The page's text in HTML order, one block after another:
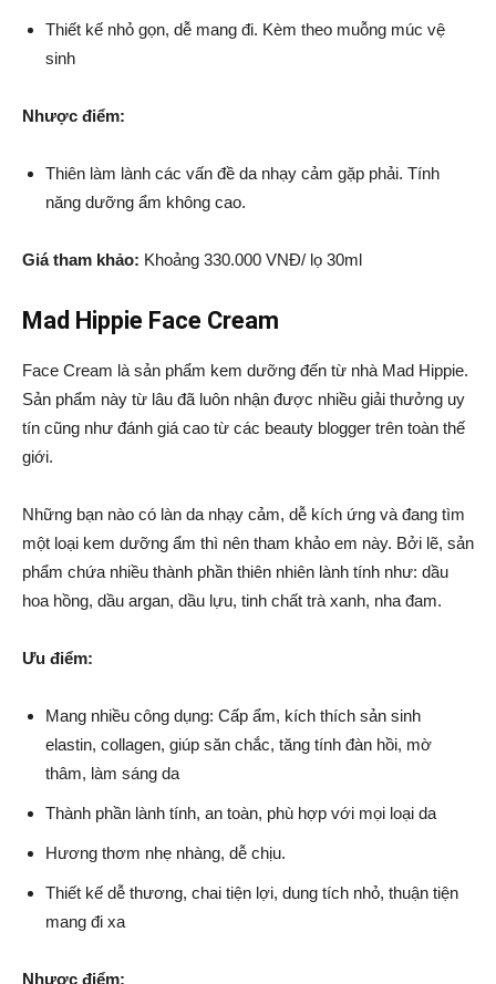
Thiết kế nhỏ gọn, dễ mang đi. Kèm theo muỗng múc vệ
sinh
Nhược điểm:
Thiên làm lành các vấn đề da nhạy cảm gặp phải. Tính
năng dưỡng ẩm không cao.
Giá tham khảo: Khoảng 330.000 VNĐ/ lọ 30ml
Mad Hippie Face Cream
Face Cream là sản phẩm kem dưỡng đến từ nhà Mad Hippie.
Sản phẩm này từ lâu đã luôn nhận được nhiều giải thưởng uy
tín cũng như đánh giá cao từ các beauty blogger trên toàn thế
giới.
Những bạn nào có làn da nhạy cảm, dễ kích ứng và đang tìm
một loại kem dưỡng ẩm thì nên tham khảo em này. Bởi lẽ, sản
phẩm chứa nhiều thành phần thiên nhiên lành tính như: dầu
hoa hồng, dầu argan, dầu lựu, tinh chất trà xanh, nha đam.
Ưu điểm:
Mang nhiều công dụng: Cấp ẩm, kích thích sản sinh
elastin, collagen, giúp săn chắc, tăng tính đàn hồi, mờ
thâm, làm sáng da
Thành phần lành tính, an toàn, phù hợp với mọi loại da
Hương thơm nhẹ nhàng, dễ chịu.
Thiết kế dễ thương, chai tiện lợi, dung tích nhỏ, thuận tiện
mang đi xa
Nhược điểm: